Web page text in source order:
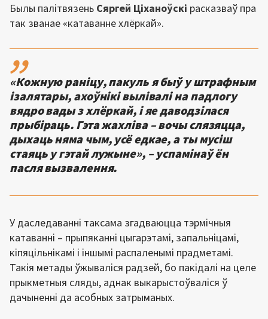
Былы палітвязень Сяргей Ціханоўскі расказваў пра
так званае «катаванне хлёркай».
,,
«Кожную раніцу, пакуль я быў у штрафным
ізалятары, ахоўнікі вылівалі на падлогу
вядро вады з хлёркай, і яе даводзілася
прыбіраць. Гэта жахліва – вочы слязяцца,
дыхаць няма чым, усё едкае, а ты мусіш
стаяць у гэтай лужыне», – успамінаў ён
пасля вызвалення.
У даследаванні таксама згадваюцца тэрмічныя
катаванні – прыпяканні цыгарэтамі, запальніцамі,
кіпяцільнікамі і іншымі распаленымі прадметамі.
Такія метады ўжываліся радзей, бо пакідалі на целе
прыкметныя сляды, аднак выкарыстоўваліся ў
дачыненні да асобных затрыманых.